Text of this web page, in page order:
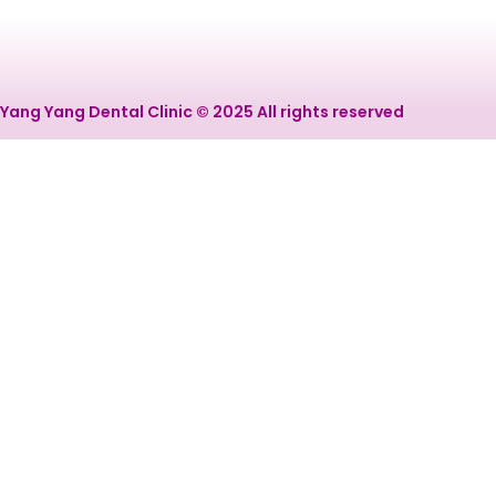
Yang Yang Dental Clinic © 2025 All rights reserved